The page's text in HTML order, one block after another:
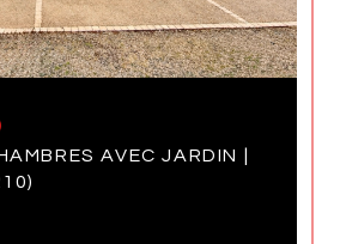
AVEC JARDIN |